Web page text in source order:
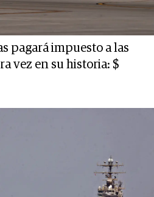
pagará impuesto a las
vez en su historia: $